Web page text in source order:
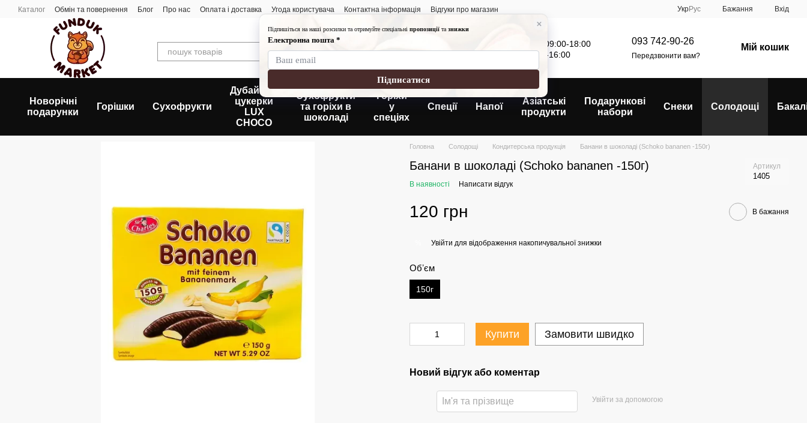
Перейти до основного контенту
Каталог Обмін та повернення Блог Про нас Оплата і доставка Угода користувача Контактна інформація Відгуки про магазин УкрРус Бажання Вхід
Графік роботи:
Понеділок-п'ятниця: 09:00-18:00
Субота-неділя: 10:00-16:00
093 742-90-26
Передзвонити вам?
Мій кошик
Новорічні
подарунки
Горішки Сухофрукти
Дубайські
цукерки
LUX
CHOCO
Сухофрукти
та горіхи в
шоколаді
Горіхи
у
спеціях
Спеції Напої
Азіатські
продукти
Подарункові
набори
Снеки Солодощі
Головна Солодощі Кондитерська продукція Банани в шоколаді (Schoko bananen -150г)
Банани в шоколаді (Schoko bananen -150г) Артикул
1405
В наявності Написати відгук
120 грн В бажання
Увійти для відображення накопичувальної знижки
Обʼєм
150г
Купити Замовити швидко
Новий відгук або коментар
Увійти за допомогою